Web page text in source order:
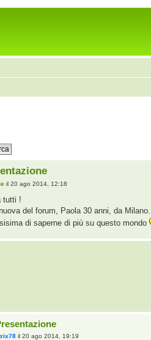
il 20 ago 2014, 12:18
tutti !
del forum, Paola 30 anni, da Milano.
di saperne di più su questo mondo
il 20 ago 2014, 19:19